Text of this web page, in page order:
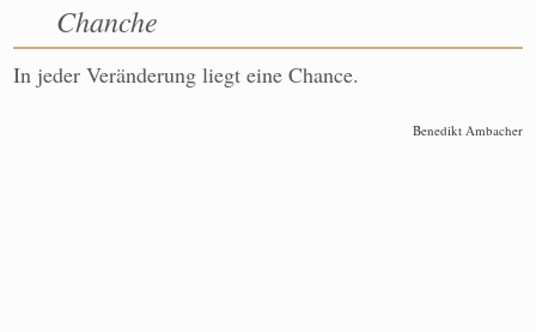
Chanche
In jeder Veränderung liegt eine Chance.
Benedikt Ambacher